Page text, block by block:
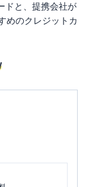
ドと、提携会社が
めのクレジットカ